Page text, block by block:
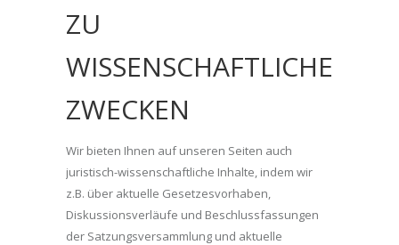
ZU
WISSENSCHAFTLICHEN
ZWECKEN
Wir bieten Ihnen auf unseren Seiten auch
juristisch-wissenschaftliche Inhalte, indem wir
z.B. über aktuelle Gesetzesvorhaben,
Diskussionsverläufe und Beschlussfassungen
der Satzungsversammlung und aktuelle